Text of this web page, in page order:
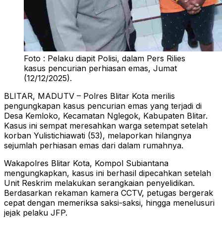
Foto : Pelaku diapit Polisi, dalam Pers Rilies
kasus pencurian perhiasan emas, Jumat
(12/12/2025).
BLITAR, MADUTV – Polres Blitar Kota merilis
pengungkapan kasus pencurian emas yang terjadi di
Desa Kemloko, Kecamatan Nglegok, Kabupaten Blitar.
Kasus ini sempat meresahkan warga setempat setelah
korban Yulistichiawati (53), melaporkan hilangnya
sejumlah perhiasan emas dari dalam rumahnya.
Wakapolres Blitar Kota, Kompol Subiantana
mengungkapkan, kasus ini berhasil dipecahkan setelah
Unit Reskrim melakukan serangkaian penyelidikan.
Berdasarkan rekaman kamera CCTV, petugas bergerak
cepat dengan memeriksa saksi-saksi, hingga menelusuri
jejak pelaku JFP.